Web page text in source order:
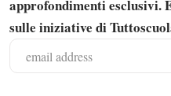
approfondimenti esclusivi.
sulle iniziative di
Solo gli utenti
commentare!